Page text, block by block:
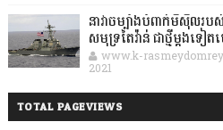
នាវាចម្បាំងបំពាក់មីស៊ីលរប
សមុទ្រតៃវ៉ាន់ ជាថ្មីម្តងទៀ
www.k-
2021
TOTAL PAGEVIEWS